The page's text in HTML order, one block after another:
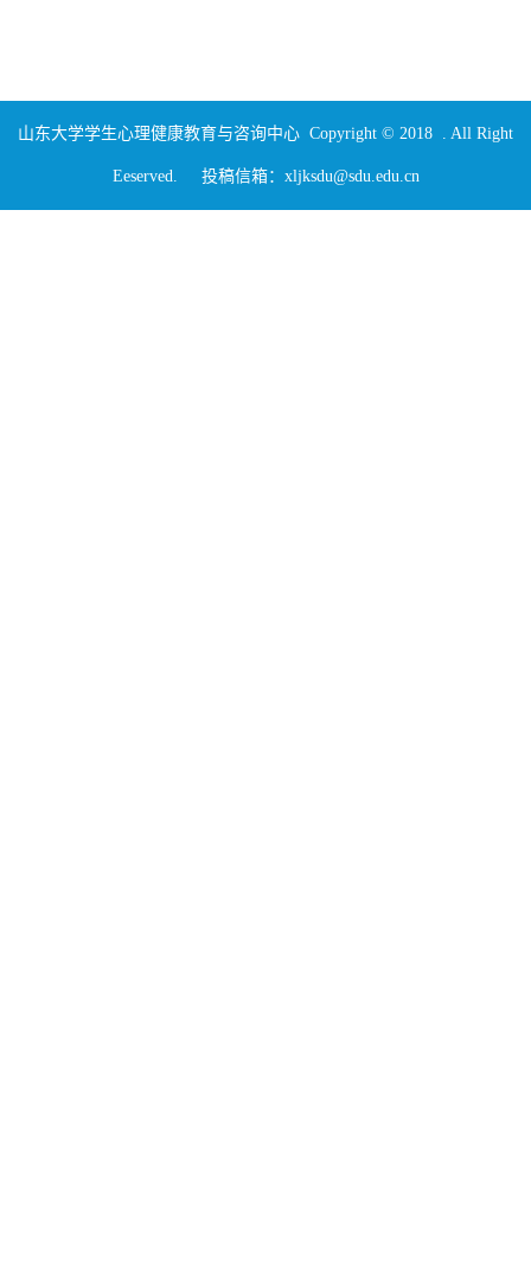
山东大学学生心理健康教育与咨询中心 Copyright © 2018 . All Right
Eeserved. 投稿信箱：xljksdu@sdu.edu.cn